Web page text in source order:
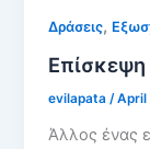
Δράσεις,
evilapata /April
Άλλος ένας